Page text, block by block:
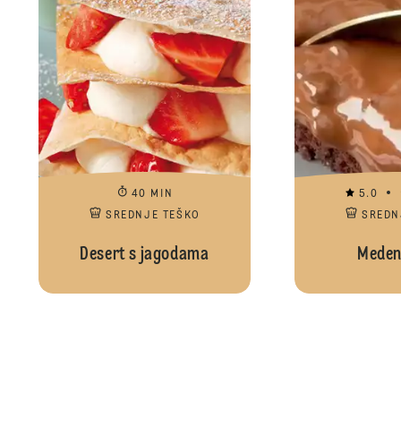
40 MIN
SREDNJE TEŠKO
Desert s jagodama
5.0